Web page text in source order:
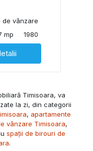
de vânzare
mp 1980
Timisoara, va
la zi, din categorii
, apartamente
vânzare Timisoara,
spații de birouri de
.